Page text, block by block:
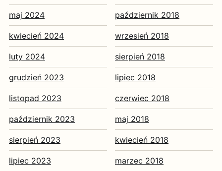
maj 2024
kwiecień 2024
luty 2024
grudzień 2023
listopad 2023
październik 2023
sierpień 2023
lipiec 2023
październik 2018
wrzesień 2018
sierpień 2018
lipiec 2018
czerwiec 2018
maj 2018
kwiecień 2018
marzec 2018